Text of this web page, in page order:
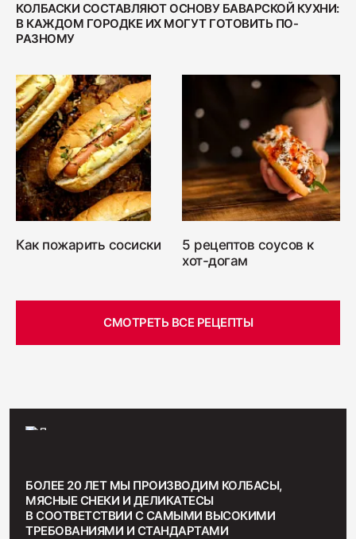
КОЛБАСКИ СОСТАВЛЯЮТ ОСНОВУ БАВАРСКОЙ КУХНИ:
В КАЖДОМ ГОРОДКЕ ИХ МОГУТ ГОТОВИТЬ ПО-
РАЗНОМУ
Как пожарить сосиски
5 рецептов соусов к
хот-догам
СМОТРЕТЬ ВСЕ РЕЦЕПТЫ
БОЛЕЕ 20 ЛЕТ МЫ ПРОИЗВОДИМ КОЛБАСЫ,
МЯСНЫЕ СНЕКИ И ДЕЛИКАТЕСЫ
В СООТВЕТСТВИИ С САМЫМИ ВЫСОКИМИ
ТРЕБОВАНИЯМИ И СТАНДАРТАМИ